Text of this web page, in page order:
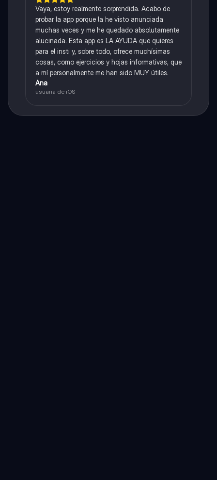
Vaya, estoy realmente sorprendida. Acabo de
probar la app porque la he visto anunciada
muchas veces y me he quedado absolutamente
alucinada. Esta app es LA AYUDA que quieres
para el insti y, sobre todo, ofrece muchísimas
cosas, como ejercicios y hojas informativas, que
a mí personalmente me han sido MUY útiles.
Ana
usuaria de iOS